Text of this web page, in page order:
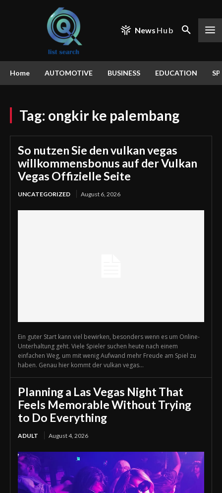
News Hub
Home AUTOMOTIVE BUSINESS EDUCATION
Tag: ongkir ke palembang
So nutzen Sie den vulkan vegas
willkommensbonus auf der Vulkan
Vegas Offizielle Seite
UNCATEGORIZED August 6, 2026
Ein guter Start kann viel bewirken, besonders wenn es um Online-
Unterhaltung geht. Viele Spieler suchen heute nach einem
einfachen Weg, um mit wenig Aufwand mehr Freude am Spiel zu
haben. Genau hier kommt der vulkan vegas...
Planning a Las Vegas Night That
Feels Memorable Without Trying
to Do Everything
ADULT August 4, 2026